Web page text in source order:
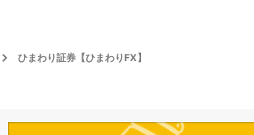
ひまわり証券【ひまわりFX】